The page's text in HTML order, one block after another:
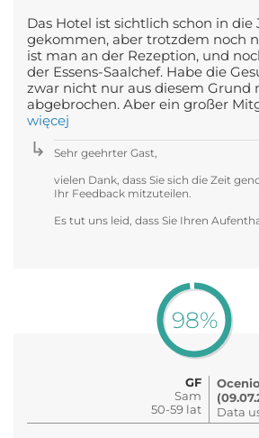
Das Hotel ist sichtlich schon in die
gekommen, aber trotzdem noch
ist man an der Rezeption, und
der Essens-Saalchef. Habe die
zwar nicht nur aus diesem Grund
abgebrochen. Aber ein großer
więcej
Sehr geehrter Gast,
vielen Dank, dass Sie sich die Zeit
Ihr Feedback mitzuteilen.
Es tut uns leid, dass Sie Ihren
98%
GF
Sam
50-59 lat
Data